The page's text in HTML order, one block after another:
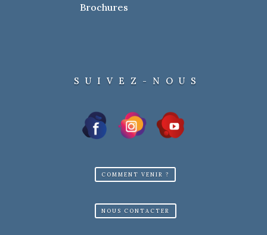
Brochures
SUIVEZ-NOUS
COMMENT VENIR ?
NOUS CONTACTER